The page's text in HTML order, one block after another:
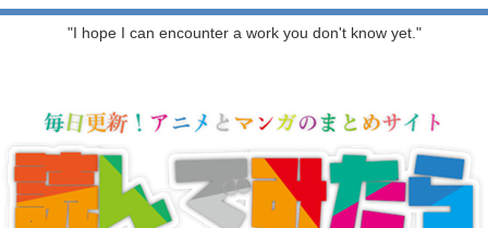
"I hope I can encounter a work you don't know yet."